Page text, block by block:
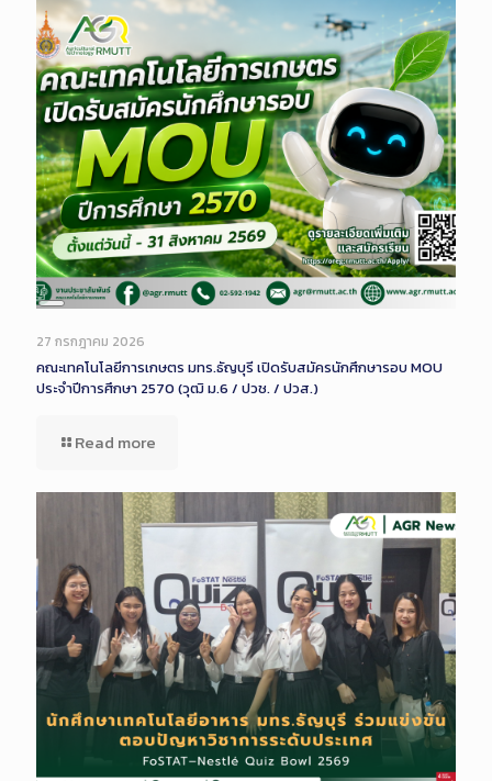
Long
Description
27 กรกฎาคม 2026
คณะเทคโนโลยีการเกษตร มทร.ธัญบุรี เปิดรับสมัครนักศึกษารอบ MOU
ประจำปีการศึกษา 2570 (วุฒิ ม.6 / ปวช. / ปวส.)
Read more